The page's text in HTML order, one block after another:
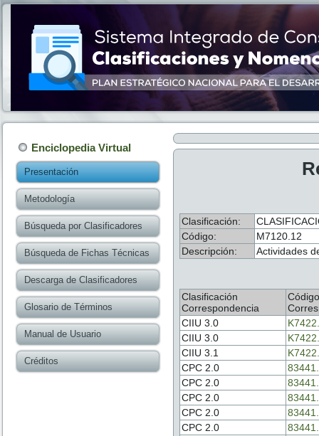
Enciclopedia Virtual
Presentación
Metodología
Búsqueda por Clasificadores
Búsqueda de Fichas Técnicas
Descarga de Clasificadores
Glosario de Términos
Manual de Usuario
Créditos
Clasificación:
Código:
M7120.12
Descripción:
Actividades
Clasificación
Correspondencia
Código
CIIU 3.0
CIIU 3.0
CIIU 3.1
CPC 2.0
CPC 2.0
CPC 2.0
CPC 2.0
CPC 2.0